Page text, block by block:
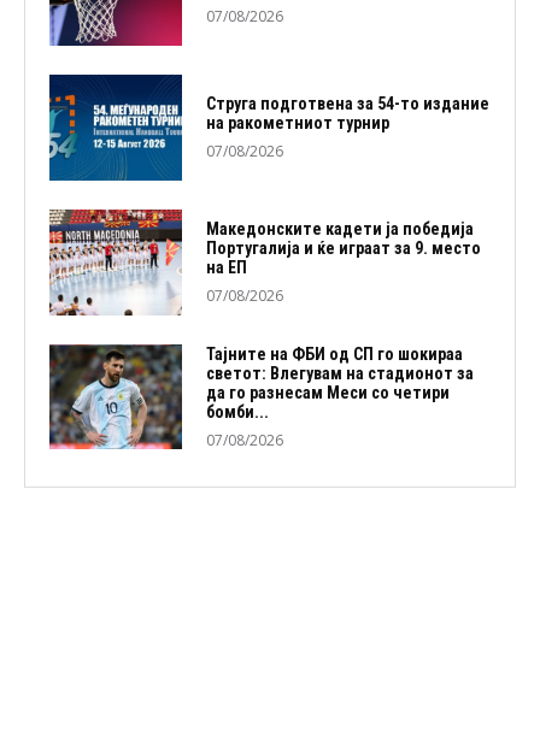
07/08/2026
Струга подготвена за 54-то издание
на ракометниот турнир
07/08/2026
Македонските кадети ја победија
Португалија и ќе играат за 9. место
на ЕП
07/08/2026
Тајните на ФБИ од СП го шокираа
светот: Влегувам на стадионот за
да го разнесам Меси со четири
бомби...
07/08/2026